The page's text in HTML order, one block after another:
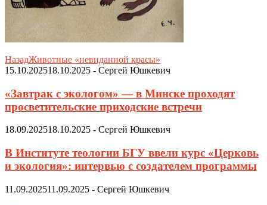
НазадЖивотные «невиданной красы»
15.10.202518.10.2025 - Сергей Юшкевич
«Завтрак с экологом» — в Минске проходят
просветительские приходские встречи
18.09.202518.10.2025 - Сергей Юшкевич
В Институте теологии БГУ ввели курс «Церковь
и экология»: интервью с создателем программы
11.09.202511.09.2025 - Сергей Юшкевич